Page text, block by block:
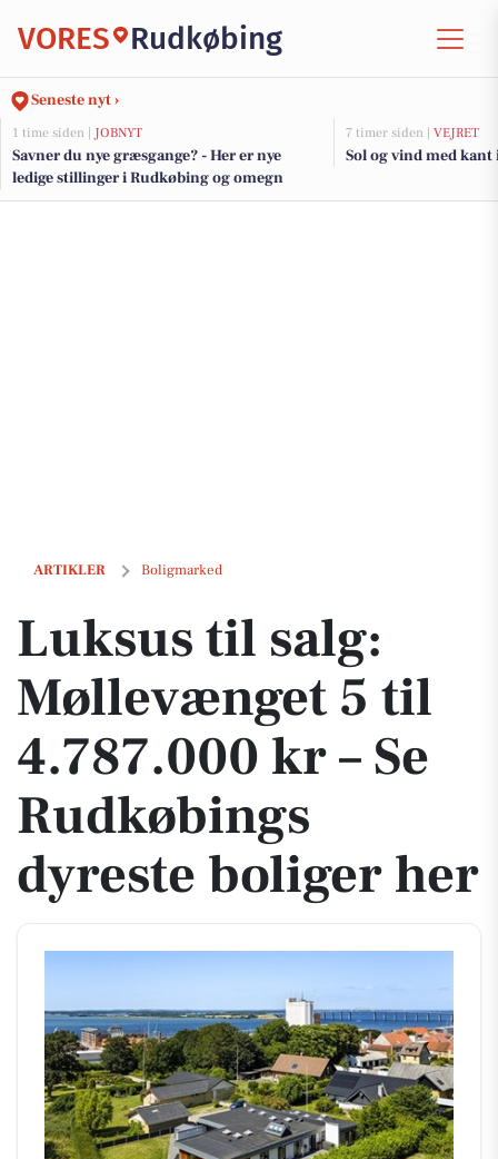
VORES Rudkøbing
Seneste nyt ›
1 time siden | JOBNYT
Savner du nye græsgange? - Her er nye
ledige stillinger i Rudkøbing og omegn
7 timer siden | VEJRET
Sol og vind med kant
ARTIKLER Boligmarked
Luksus til salg: Møllevænget 5 til 4.787.000 kr – Se Rudkøbings
Luksus til salg:
Møllevænget 5 til
4.787.000 kr – Se
Rudkøbings
dyreste boliger her